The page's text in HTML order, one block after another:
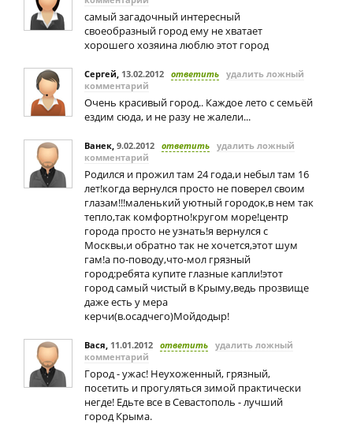
самый загадочный интересный
своеобразный город ему не хватает
хорошего хозяина люблю этот город
Сергей, 13.02.2012 ответить удалить ложный
комментарий
Очень красивый город.. Каждое лето с семьёй
ездим сюда, и не разу не жалели...
Ванек, 9.02.2012 ответить удалить ложный
комментарий
Родился и прожил там 24 года,и небыл там 16
лет!когда вернулся просто не поверел своим
глазам!!!маленький уютный городок,в нем так
тепло,так комфортно!кругом море!центр
города просто не узнать!я вернулся с
Москвы,и обратно так не хочется,этот шум
гам!а по-поводу,что-мол грязный
город:ребята купите глазные капли!этот
город самый чистый в Крыму,ведь прозвище
даже есть у мера
керчи(в.осадчего)Мойдодыр!
Вася, 11.01.2012 ответить удалить ложный
комментарий
Город - ужас! Неухоженный, грязный,
посетить и прогуляться зимой практически
негде! Едьте все в Севастополь - лучший
город Крыма.